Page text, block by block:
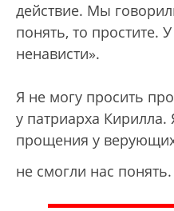
действие. Мы
понять, то простите.
ненависти».
Я не могу просить
у патриарха Кирилла.
прощения у
не смогли нас понять.